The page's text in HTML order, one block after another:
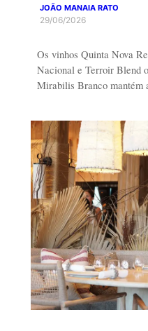
JOÃO MANAIA RATO
29/06/2026
Os vinhos Quinta Nova
Nacional e Terroir Blend
Mirabilis Branco